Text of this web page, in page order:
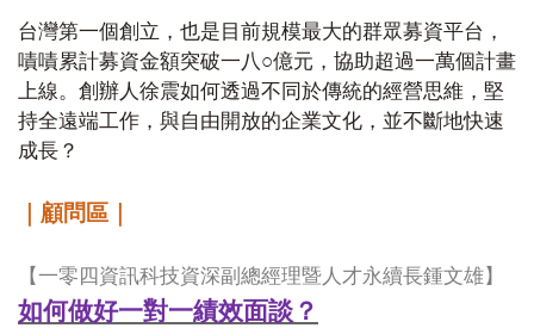
台灣第一個創立，也是目前規模最大的群眾募資平台，
嘖嘖累計募資金額突破一八○億元，協助超過一萬個計畫
上線。創辦人徐震如何透過不同於傳統的經營思維，堅
持全遠端工作，與自由開放的企業文化，並不斷地快速
成長？
｜顧問區｜
【一零四資訊科技資深副總經理暨人才永續長鍾文雄】
如何做好一對一績效面談？